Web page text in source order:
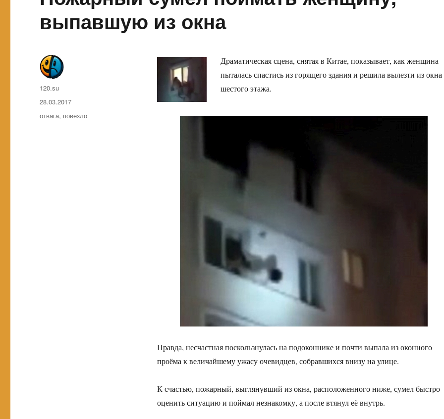
выпавшую из окна
Драматическая сцена, снятая в Китае, показывает, как женщина
пыталась спастись из горящего здания и решила вылезти из окна
шестого этажа.
Правда, несчастная поскользнулась на подоконнике и почти выпала из оконного
проёма к величайшему ужасу очевидцев, собравшихся внизу на улице.
К счастью, пожарный, выглянувший из окна, расположенного ниже, сумел быстро
оценить ситуацию и поймал незнакомку, а после втянул её внутрь.
Автор
120.su
Опубликовано
28.03.2017
Метки
отвага, повезло